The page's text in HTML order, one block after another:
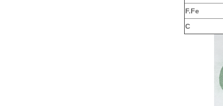
F.Fe
C